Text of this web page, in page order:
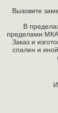
Вызовите
В
пределами
Заказ и
спален и